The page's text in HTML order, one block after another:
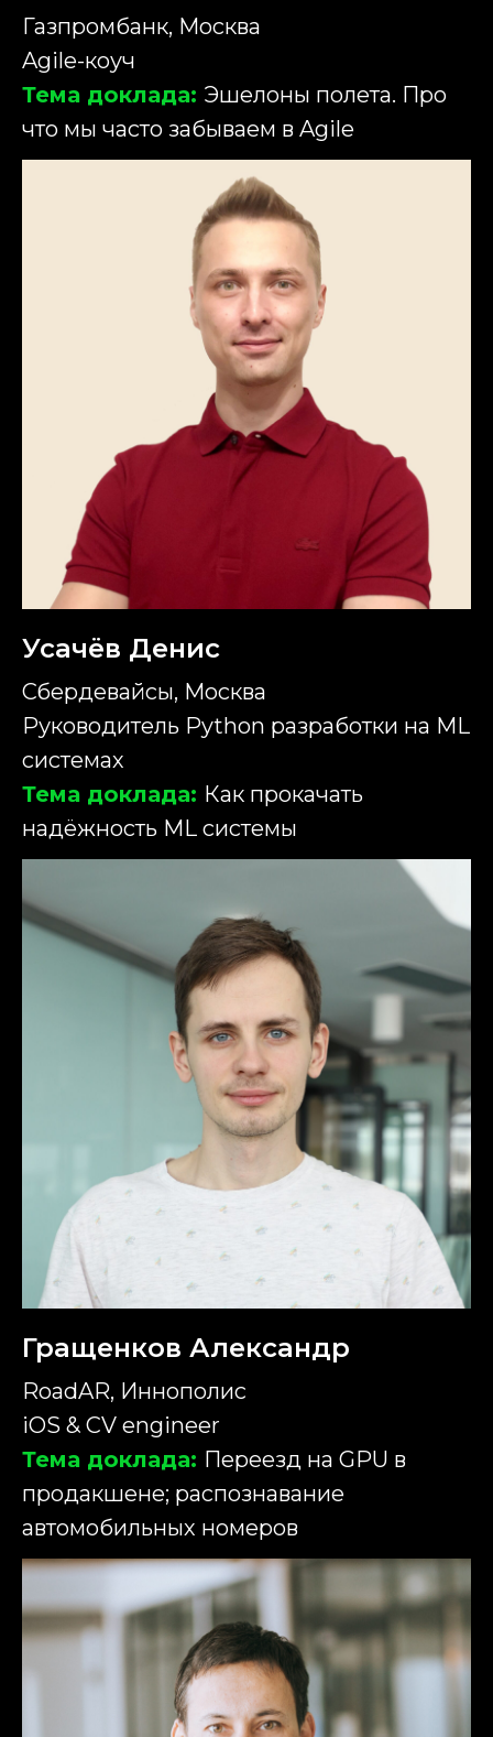
Газпромбанк, Москва
Agile-коуч
Тема доклада: Эшелоны полета. Про
что мы часто забываем в Agile
Усачёв Денис
Сбердевайсы, Москва
Руководитель Python разработки на ML
системах
Тема доклада: Как прокачать
надёжность ML системы
Гращенков Александр
RoadAR, Иннополис
iOS & CV engineer
Тема доклада: Переезд на GPU в
продакшене; распознавание
автомобильных номеров